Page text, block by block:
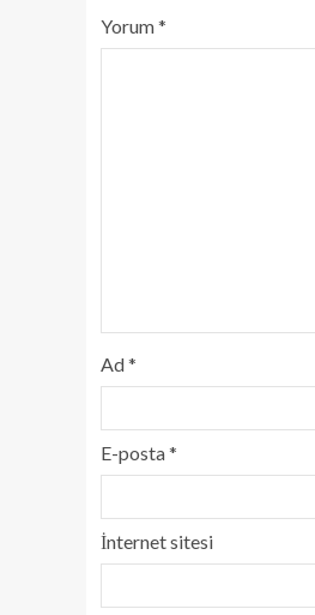
Yorum*
Ad*
E-posta*
İnternet sitesi